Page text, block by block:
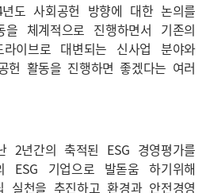
도 사회공헌 방향에 대한 논의를
을 체계적으로 진행하면서 기존의
이브로 대변되는 신사업 분야와
헌 활동을 진행하면 좋겠다는 여러
2년간의 축적된 ESG 경영평가를
ESG 기업으로 발돋움 하기위해
실천을 추진하고 환경과 안전경영